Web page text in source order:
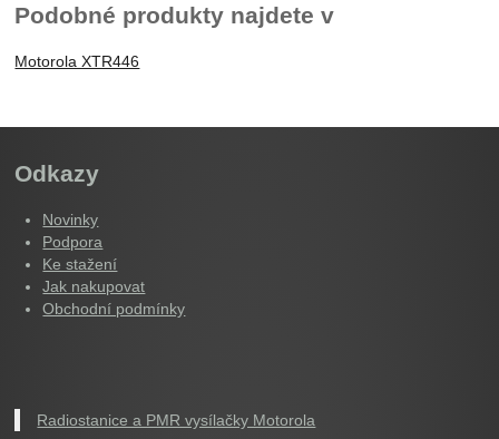
Podobné produkty najdete v
Motorola XTR446
Odkazy
Novinky
Podpora
Ke stažení
Jak nakupovat
Obchodní podmínky
Radiostanice a PMR vysílačky Motorola